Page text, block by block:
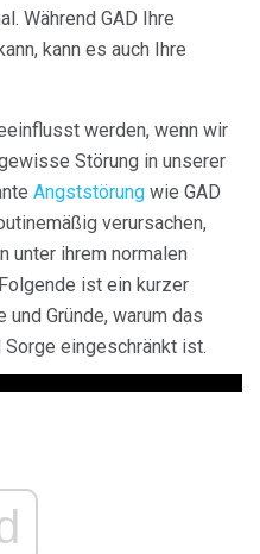
Während GAD Ihre
kann es auch Ihre
werden, wenn wir
Störung in unserer
Angststörung wie GAD
verursachen,
unter ihrem normalen
ist ein kurzer
Gründe, warum das
eingeschränkt ist.